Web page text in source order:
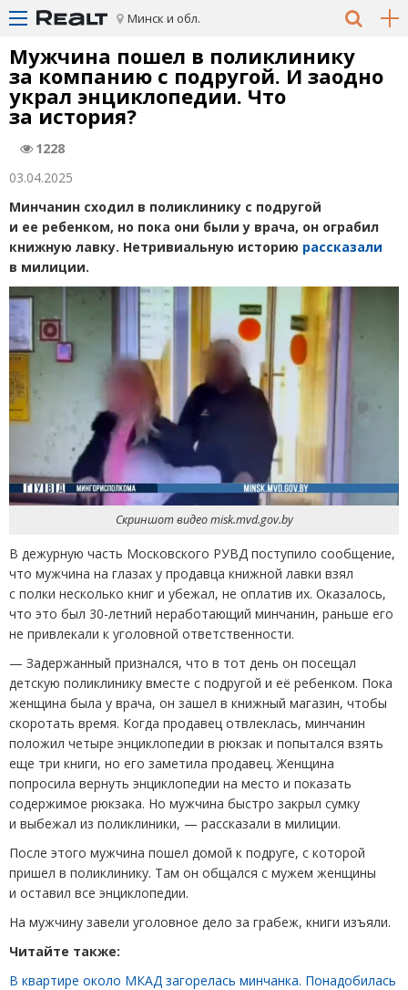
Минск и обл.
Мужчина пошел в поликлинику
за компанию с подругой. И заодно
украл энциклопедии. Что
за история?
1228
03.04.2025
Минчанин сходил в поликлинику с подругой
и ее ребенком, но пока они были у врача, он ограбил
книжную лавку. Нетривиальную историю рассказали
в милиции.
Скриншот видео misk.mvd.gov.by
В дежурную часть Московского РУВД поступило сообщение,
что мужчина на глазах у продавца книжной лавки взял
с полки несколько книг и убежал, не оплатив их. Оказалось,
что это был 30-летний неработающий минчанин, раньше его
не привлекали к уголовной ответственности.
— Задержанный признался, что в тот день он посещал
детскую поликлинику вместе с подругой и её ребенком. Пока
женщина была у врача, он зашел в книжный магазин, чтобы
скоротать время. Когда продавец отвлеклась, минчанин
положил четыре энциклопедии в рюкзак и попытался взять
еще три книги, но его заметила продавец. Женщина
попросила вернуть энциклопедии на место и показать
содержимое рюкзака. Но мужчина быстро закрыл сумку
и выбежал из поликлиники, — рассказали в милиции.
После этого мужчина пошел домой к подруге, с которой
пришел в поликлинику. Там он общался с мужем женщины
и оставил все энциклопедии.
На мужчину завели уголовное дело за грабеж, книги изъяли.
Читайте также:
В квартире около МКАД загорелась минчанка. Понадобилась